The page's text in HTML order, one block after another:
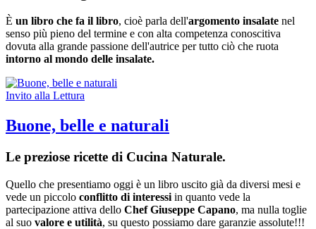
È un libro che fa il libro, cioè parla dell'argomento insalate nel
senso più pieno del termine e con alta competenza conoscitiva
dovuta alla grande passione dell'autrice per tutto ciò che ruota
intorno al mondo delle insalate.
Invito alla Lettura
Buone, belle e naturali
Le preziose ricette di Cucina Naturale.
Quello che presentiamo oggi è un libro uscito già da diversi mesi e
vede un piccolo conflitto di interessi in quanto vede la
partecipazione attiva dello Chef Giuseppe Capano, ma nulla toglie
al suo valore e utilità, su questo possiamo dare garanzie assolute!!!